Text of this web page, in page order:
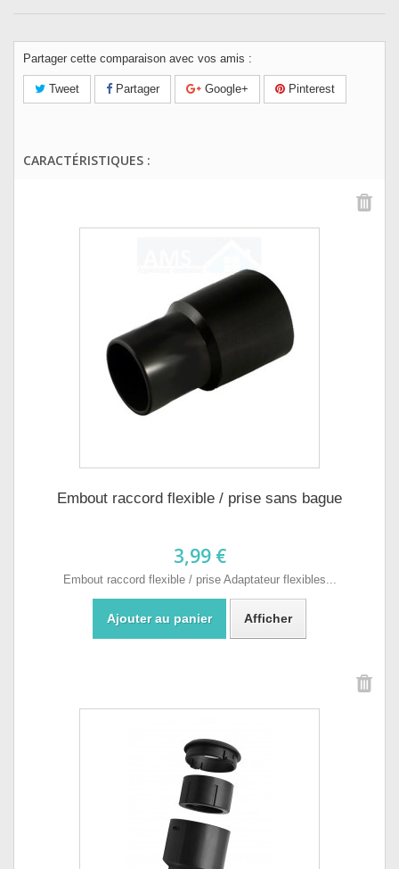
Partager cette comparaison avec vos amis :
Tweet Partager Google+ Pinterest
CARACTÉRISTIQUES :
Embout raccord flexible / prise sans bague
3,99 €
Embout raccord flexible / prise Adaptateur flexibles...
Ajouter au panier Afficher